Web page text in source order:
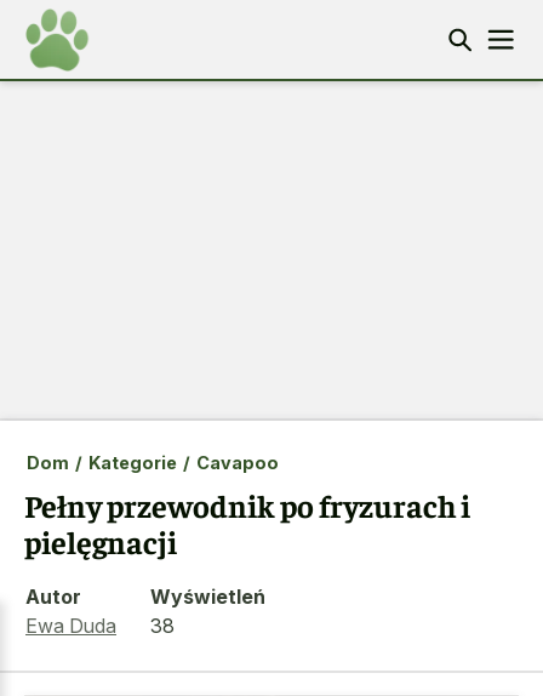
Dom / Kategorie / Cavapoo
Pełny przewodnik po fryzurach i
pielęgnacji
Autor
Ewa Duda
Wyświetleń
38